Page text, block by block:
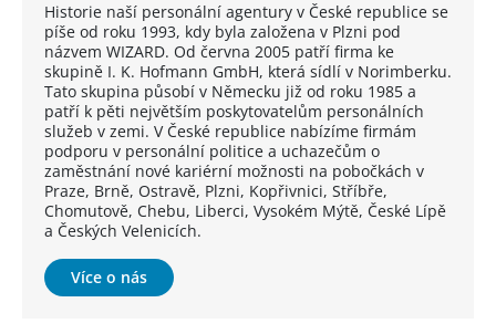
Historie naší personální agentury v České republice se
píše od roku 1993, kdy byla založena v Plzni pod
názvem WIZARD. Od června 2005 patří firma ke
skupině I. K. Hofmann GmbH, která sídlí v Norimberku.
Tato skupina působí v Německu již od roku 1985 a
patří k pěti největším poskytovatelům personálních
služeb v zemi. V České republice nabízíme firmám
podporu v personální politice a uchazečům o
zaměstnání nové kariérní možnosti na pobočkách v
Praze, Brně, Ostravě, Plzni, Kopřivnici, Stříbře,
Chomutově, Chebu, Liberci, Vysokém Mýtě, České Lípě
a Českých Velenicích.
Více o nás